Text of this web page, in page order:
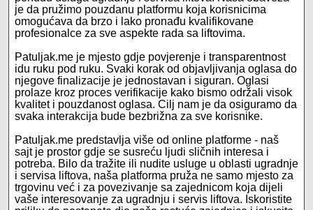
je da pružimo pouzdanu platformu koja korisnicima
omogućava da brzo i lako pronađu kvalifikovane
profesionalce za sve aspekte rada sa liftovima.
Patuljak.me je mjesto gdje povjerenje i transparentnost
idu ruku pod ruku. Svaki korak od objavljivanja oglasa do
njegove finalizacije je jednostavan i siguran. Oglasi
prolaze kroz proces verifikacije kako bismo održali visok
kvalitet i pouzdanost oglasa. Cilj nam je da osiguramo da
svaka interakcija bude bezbrižna za sve korisnike.
Patuljak.me predstavlja više od online platforme - naš
sajt je prostor gdje se susreću ljudi sličnih interesa i
potreba. Bilo da tražite ili nudite usluge u oblasti ugradnje
i servisa liftova, naša platforma pruža ne samo mjesto za
trgovinu već i za povezivanje sa zajednicom koja dijeli
vaše interesovanje za ugradnju i servis liftova. Iskoristite